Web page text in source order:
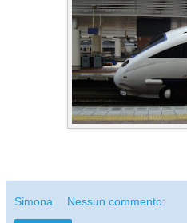
Simona Nessun commento: